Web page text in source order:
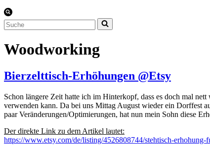
Suchen
nach …
Woodworking
Bierzelttisch-Erhöhungen @Etsy
Schon längere Zeit hatte ich im Hinterkopf, dass es doch mal
verwenden kann. Da bei uns Mittag August wieder ein Dorffest
paar Veränderungen/Optimierungen, hat nun mein Sohn diese
Der direkte Link zu dem Artikel lautet:
https://www.etsy.com/de/listing/4526808744/stehtisch-